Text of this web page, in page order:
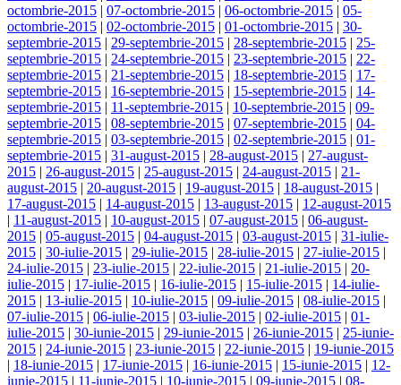
octombrie-2015 | 07-octombrie-2015 | 06-octombrie-2015 | 05-
octombrie-2015 | 02-octombrie-2015 | 01-octombrie-2015 | 30-
septembrie-2015 | 29-septembrie-2015 | 28-septembrie-2015 | 25-
septembrie-2015 | 24-septembrie-2015 | 23-septembrie-2015 | 22-
septembrie-2015 | 21-septembrie-2015 | 18-septembrie-2015 | 17-
septembrie-2015 | 16-septembrie-2015 | 15-septembrie-2015 | 14-
septembrie-2015 | 11-septembrie-2015 | 10-septembrie-2015 | 09-
septembrie-2015 | 08-septembrie-2015 | 07-septembrie-2015 | 04-
septembrie-2015 | 03-septembrie-2015 | 02-septembrie-2015 | 01-
septembrie-2015 | 31-august-2015 | 28-august-2015 | 27-august-
2015 | 26-august-2015 | 25-august-2015 | 24-august-2015 | 21-
august-2015 | 20-august-2015 | 19-august-2015 | 18-august-2015 |
17-august-2015 | 14-august-2015 | 13-august-2015 | 12-august-2015
| 11-august-2015 | 10-august-2015 | 07-august-2015 | 06-august-
2015 | 05-august-2015 | 04-august-2015 | 03-august-2015 | 31-iulie-
2015 | 30-iulie-2015 | 29-iulie-2015 | 28-iulie-2015 | 27-iulie-2015 |
24-iulie-2015 | 23-iulie-2015 | 22-iulie-2015 | 21-iulie-2015 | 20-
iulie-2015 | 17-iulie-2015 | 16-iulie-2015 | 15-iulie-2015 | 14-iulie-
2015 | 13-iulie-2015 | 10-iulie-2015 | 09-iulie-2015 | 08-iulie-2015 |
07-iulie-2015 | 06-iulie-2015 | 03-iulie-2015 | 02-iulie-2015 | 01-
iulie-2015 | 30-iunie-2015 | 29-iunie-2015 | 26-iunie-2015 | 25-iunie-
2015 | 24-iunie-2015 | 23-iunie-2015 | 22-iunie-2015 | 19-iunie-2015
| 18-iunie-2015 | 17-iunie-2015 | 16-iunie-2015 | 15-iunie-2015 | 12-
iunie-2015 | 11-iunie-2015 | 10-iunie-2015 | 09-iunie-2015 | 08-